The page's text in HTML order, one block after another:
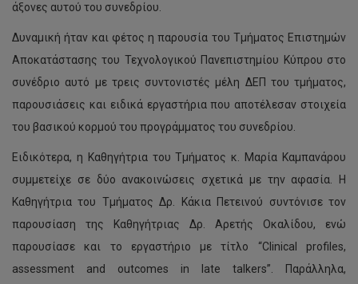
άξονες αυτού του συνεδρίου.
Δυναμική ήταν και φέτος η παρουσία του Τμήματος Επιστημών
Αποκατάστασης του Τεχνολογικού Πανεπιστημίου Κύπρου στο
συνέδριο αυτό με τρεις συντονιστές μέλη ΔΕΠ του τμήματος,
παρουσιάσεις και ειδικά εργαστήρια που αποτέλεσαν στοιχεία
του βασικού κορμού του προγράμματος του συνεδρίου.
Ειδικότερα, η Καθηγήτρια του Τμήματος κ. Μαρία Καμπανάρου
συμμετείχε σε δύο ανακοινώσεις σχετικά με την αφασία. Η
Καθηγήτρια του Τμήματος Δρ. Κάκια Πετεινού συντόνισε τον
παρουσίαση της Καθηγήτριας Δρ. Αρετής Οκαλίδου, ενώ
παρουσίασε και το εργαστήριο με τίτλο “Clinical profiles,
assessment and outcomes in late talkers”. Παράλληλα,